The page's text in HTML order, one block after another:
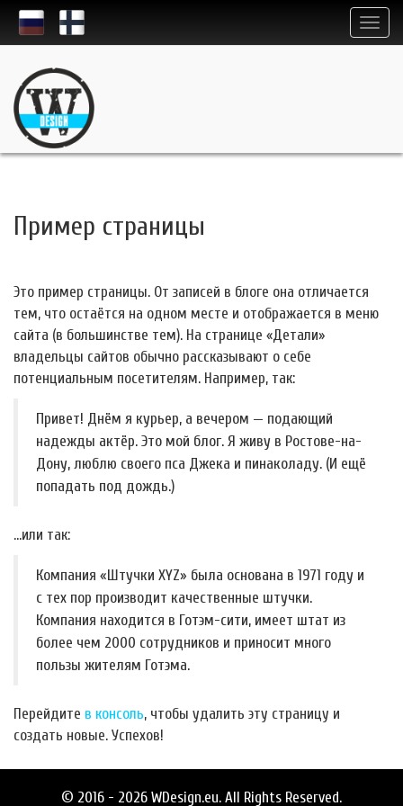
Пример страницы
Это пример страницы. От записей в блоге она отличается
тем, что остаётся на одном месте и отображается в меню
сайта (в большинстве тем). На странице «Детали»
владельцы сайтов обычно рассказывают о себе
потенциальным посетителям. Например, так:
Привет! Днём я курьер, а вечером — подающий
надежды актёр. Это мой блог. Я живу в Ростове-на-
Дону, люблю своего пса Джека и пинаколаду. (И ещё
попадать под дождь.)
…или так:
Компания «Штучки XYZ» была основана в 1971 году и
с тех пор производит качественные штучки.
Компания находится в Готэм-сити, имеет штат из
более чем 2000 сотрудников и приносит много
пользы жителям Готэма.
Перейдите в консоль, чтобы удалить эту страницу и
создать новые. Успехов!
© 2016 - 2026 WDesign.eu. All Rights Reserved.